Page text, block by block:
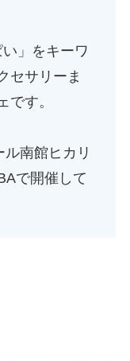
い」をキーワ
セサリーま
です。
南館ヒカリ
で開催して